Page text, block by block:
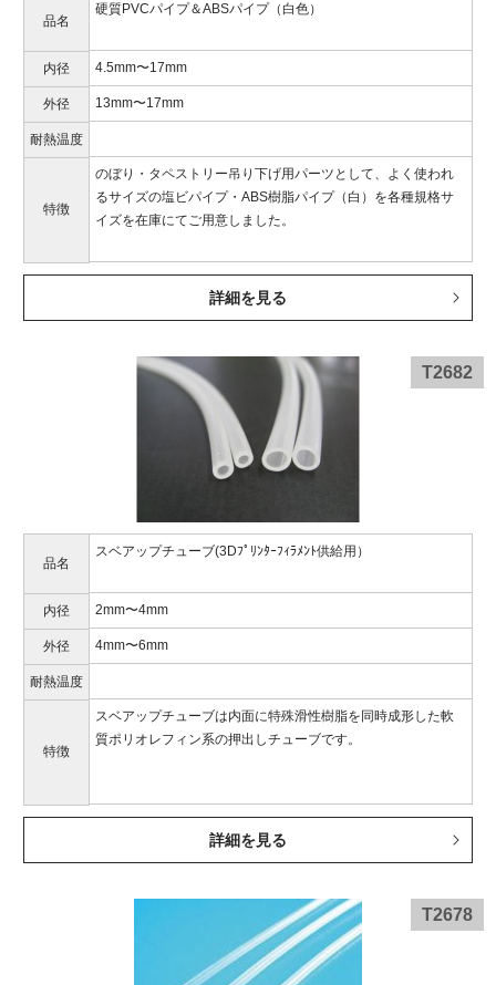
品名
硬質PVCパイプ＆ABSパイプ（白色）
内径 4.5mm〜17mm
外径 13mm〜17mm
耐熱温度
特徴
のぼり・タペストリー吊り下げ用パーツとして、よく使われ
るサイズの塩ビパイプ・ABS樹脂パイプ（白）を各種規格サ
イズを在庫にてご用意しました。
詳細を見る
T2682
品名
スベアップチューブ(3Dﾌﾟﾘﾝﾀｰﾌｨﾗﾒﾝﾄ供給用）
内径 2mm〜4mm
外径 4mm〜6mm
耐熱温度
特徴
スベアップチューブは内面に特殊滑性樹脂を同時成形した軟
質ポリオレフィン系の押出しチューブです。
詳細を見る
T2678